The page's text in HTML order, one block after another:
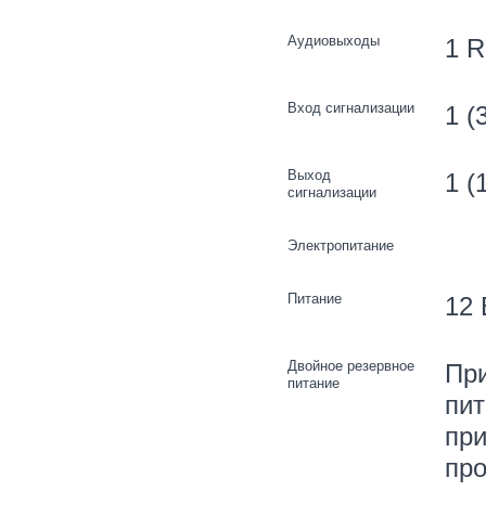
Аудиовыходы 1
Вход сигнализации 1
Выход
сигнализации
1
Электропитание
Питание 12
Двойное резервное
питание